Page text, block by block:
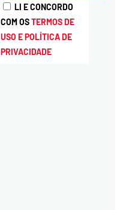
LI E CONCORDO
COM OSTERMOS DE
USO E POLÍTICA DE
PRIVACIDADE